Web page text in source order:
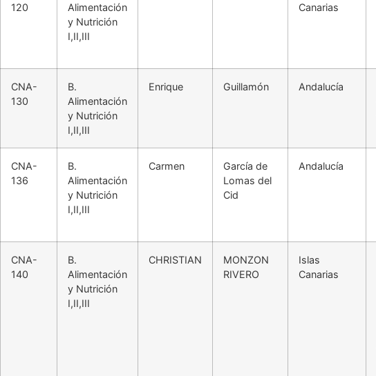
120
Alimentación
y Nutrición
I,II,III
Canarias
CNA-
130
B.
Alimentación
y Nutrición
I,II,III
Enrique Guillamón Andalucía
CNA-
136
B.
Alimentación
y Nutrición
I,II,III
Carmen
García de
Lomas del
Cid
Andalucía
CNA-
140
B.
Alimentación
y Nutrición
I,II,III
CHRISTIAN
MONZON
RIVERO
Islas
Canarias